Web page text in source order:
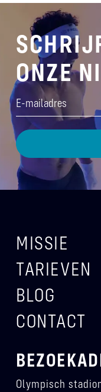
ONZE
E-
mailadres
(Vereist)
MISSIE
TARIEVEN
BLOG
CONTACT
Olympisch